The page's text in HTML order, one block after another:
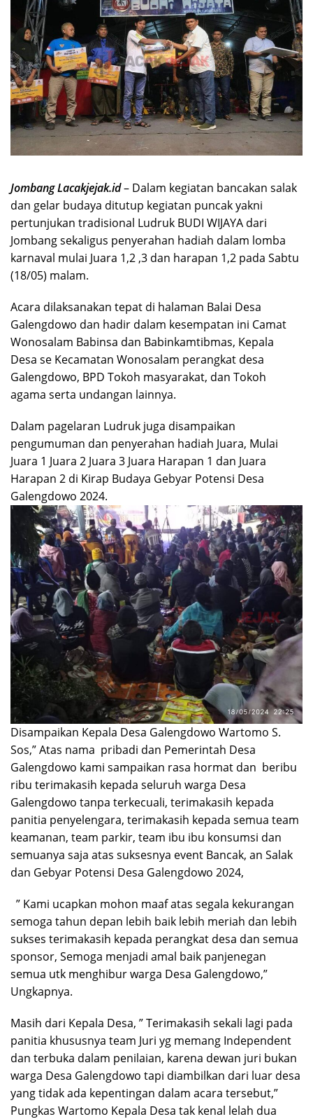
Jombang Lacakjejak.id– Dalam kegiatan bancakan salak
dan gelar budaya ditutup kegiatan puncak yakni
pertunjukan tradisional Ludruk BUDI WIJAYA dari
Jombang sekaligus penyerahan hadiah dalam lomba
karnaval mulai Juara 1,2 ,3 dan harapan 1,2 pada Sabtu
(18/05) malam.
Acara dilaksanakan tepat di halaman Balai Desa
Galengdowo dan hadir dalam kesempatan ini Camat
Wonosalam Babinsa dan Babinkamtibmas, Kepala
Desa se Kecamatan Wonosalam perangkat desa
Galengdowo, BPD Tokoh masyarakat, dan Tokoh
agama serta undangan lainnya.
Dalam pagelaran Ludruk juga disampaikan
pengumuman dan penyerahan hadiah Juara, Mulai
Juara 1 Juara 2 Juara 3 Juara Harapan 1 dan Juara
Harapan 2 di Kirap Budaya Gebyar Potensi Desa
Galengdowo 2024.
Disampaikan Kepala Desa Galengdowo Wartomo S.
Sos,” Atas nama pribadi dan Pemerintah Desa
Galengdowo kami sampaikan rasa hormat dan beribu
ribu terimakasih kepada seluruh warga Desa
Galengdowo tanpa terkecuali, terimakasih kepada
panitia penyelengara, terimakasih kepada semua team
keamanan, team parkir, team ibu ibu konsumsi dan
semuanya saja atas suksesnya event Bancak, an Salak
dan Gebyar Potensi Desa Galengdowo 2024,
” Kami ucapkan mohon maaf atas segala kekurangan
semoga tahun depan lebih baik lebih meriah dan lebih
sukses terimakasih kepada perangkat desa dan semua
sponsor, Semoga menjadi amal baik panjenegan
semua utk menghibur warga Desa Galengdowo,”
Ungkapnya.
Masih dari Kepala Desa, ” Terimakasih sekali lagi pada
panitia khususnya team Juri yg memang Independent
dan terbuka dalam penilaian, karena dewan juri bukan
warga Desa Galengdowo tapi diambilkan dari luar desa
yang tidak ada kepentingan dalam acara tersebut,”
Pungkas Wartomo Kepala Desa tak kenal lelah dua